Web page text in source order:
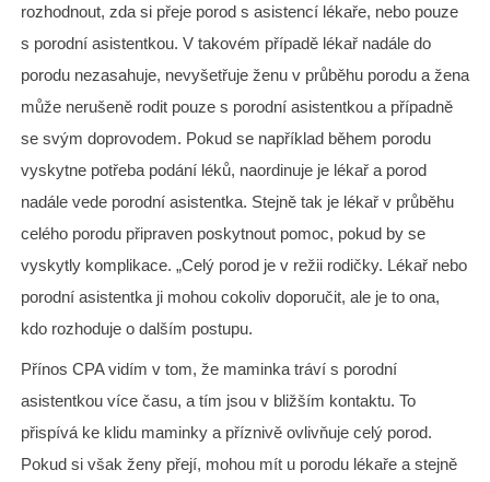
rozhodnout, zda si přeje porod s asistencí lékaře, nebo pouze
s porodní asistentkou. V takovém případě lékař nadále do
porodu nezasahuje, nevyšetřuje ženu v průběhu porodu a žena
může nerušeně rodit pouze s porodní asistentkou a případně
se svým doprovodem. Pokud se například během porodu
vyskytne potřeba podání léků, naordinuje je lékař a porod
nadále vede porodní asistentka. Stejně tak je lékař v průběhu
celého porodu připraven poskytnout pomoc, pokud by se
vyskytly komplikace. „Celý porod je v režii rodičky. Lékař nebo
porodní asistentka ji mohou cokoliv doporučit, ale je to ona,
kdo rozhoduje o dalším postupu.
Přínos CPA vidím v tom, že maminka tráví s porodní
asistentkou více času, a tím jsou v bližším kontaktu. To
přispívá ke klidu maminky a příznivě ovlivňuje celý porod.
Pokud si však ženy přejí, mohou mít u porodu lékaře a stejně